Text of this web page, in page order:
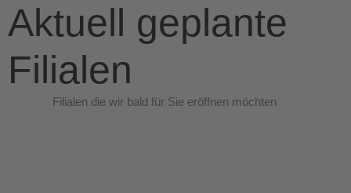
Aktuell geplante
Filialen
Filialen die wir bald für Sie eröffnen möchten